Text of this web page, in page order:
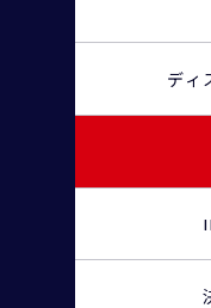
ディ